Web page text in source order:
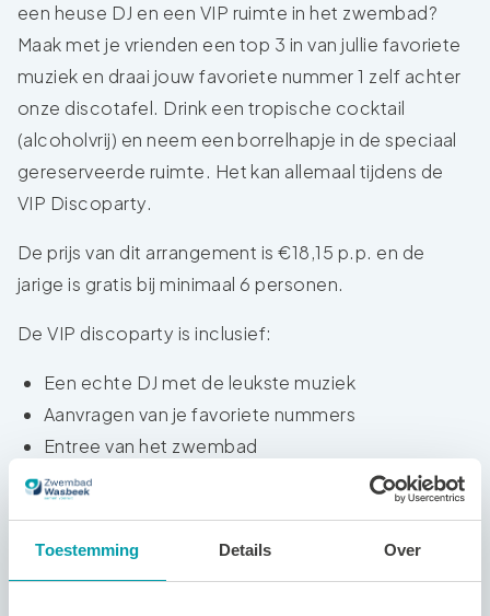
Toestemming Details Over
een heuse DJ en een VIP ruimte in het zwembad?
Maak met je vrienden een top 3 in van jullie favoriete
muziek en draai jouw favoriete nummer 1 zelf achter
onze discotafel. Drink een tropische cocktail
(alcoholvrij) en neem een borrelhapje in de speciaal
gereserveerde ruimte. Het kan allemaal tijdens de
VIP Discoparty.
De prijs van dit arrangement is €18,15 p.p. en de
jarige is gratis bij minimaal 6 personen.
De VIP discoparty is inclusief:
Een echte DJ met de leukste muziek
Aanvragen van je favoriete nummers
Entree van het zwembad
Een tropische cocktail (alcoholvrij)
Twee maal borrelhapjes